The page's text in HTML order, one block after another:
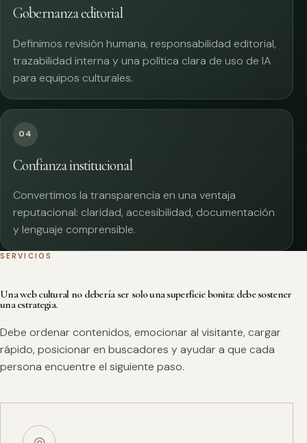
Gobernanza editorial
Definimos revisión humana, responsabilidad editorial,
trazabilidad interna y una política clara de uso de IA
para equipos culturales.
04
Confianza institucional
Convertimos la transparencia en una ventaja
reputacional: claridad, accesibilidad, documentación
y lenguaje comprensible.
SERVICIOS
Una web cultural no debería ser solo una superficie bonita: debe sostener
una estrategia.
Debe ordenar contenidos, emocionar al visitante, cargar
rápido, posicionar en buscadores y ayudar a que cada
persona encuentre el siguiente paso.